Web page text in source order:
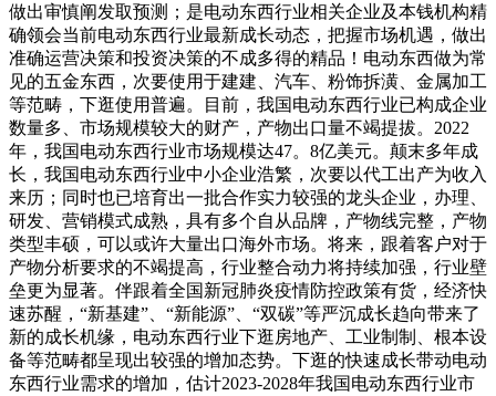
做出审慎阐发取预测；是电动东西行业相关企业及本钱机构精
确领会当前电动东西行业最新成长动态，把握市场机遇，做出
准确运营决策和投资决策的不成多得的精品！电动东西做为常
见的五金东西，次要使用于建建、汽车、粉饰拆潢、金属加工
等范畴，下逛使用普遍。目前，我国电动东西行业已构成企业
数量多、市场规模较大的财产，产物出口量不竭提拔。2022
年，我国电动东西行业市场规模达47。8亿美元。颠末多年成
长，我国电动东西行业中小企业浩繁，次要以代工出产为收入
来历；同时也已培育出一批合作实力较强的龙头企业，办理、
研发、营销模式成熟，具有多个自从品牌，产物线完整，产物
类型丰硕，可以或许大量出口海外市场。将来，跟着客户对于
产物分析要求的不竭提高，行业整合动力将持续加强，行业壁
垒更为显著。伴跟着全国新冠肺炎疫情防控政策有货，经济快
速苏醒，“新基建”、“新能源”、“双碳”等严沉成长趋向带来了
新的成长机缘，电动东西行业下逛房地产、工业制制、根本设
备等范畴都呈现出较强的增加态势。下逛的快速成长带动电动
东西行业需求的增加，估计2023-2028年我国电动东西行业市